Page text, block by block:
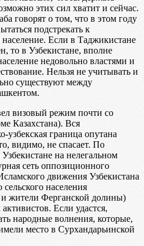
этих сил хватит и сейчас.
говорят о том, что в этом году
подстрекать к
Если в Таджикистане
то в Узбекистане, вполне
недовольно властями и
Нельзя не учитывать и
существуют между
визовый режим почти со
Казахстана). Вся
узбекская граница опутана
видимо, не спасает. По
на нелегальном
сеть оппозиционного
движения Узбекистана
населения
жители Ферганской долины)
Если удастся,
народные волнения, которые,
место в Сурхандарьинской